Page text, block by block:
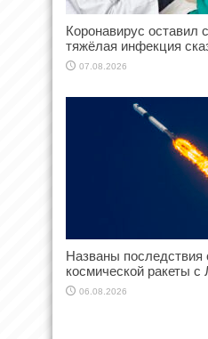
Коронавирус оставил
тяжёлая инфекция
07.08.2026
Названы последствия
космической ракеты с
06.08.2026